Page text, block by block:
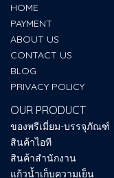
HOME
PAYMENT
ABOUT US
CONTACT US
BLOG
PRIVACY POLICY
OUR PRODUCT
ของพรีเมี่ยม-บรรจุภัณฑ์
สินค้าไอที
สินค้าสำนักงาน
แก้วน้ำเก็บความเย็น